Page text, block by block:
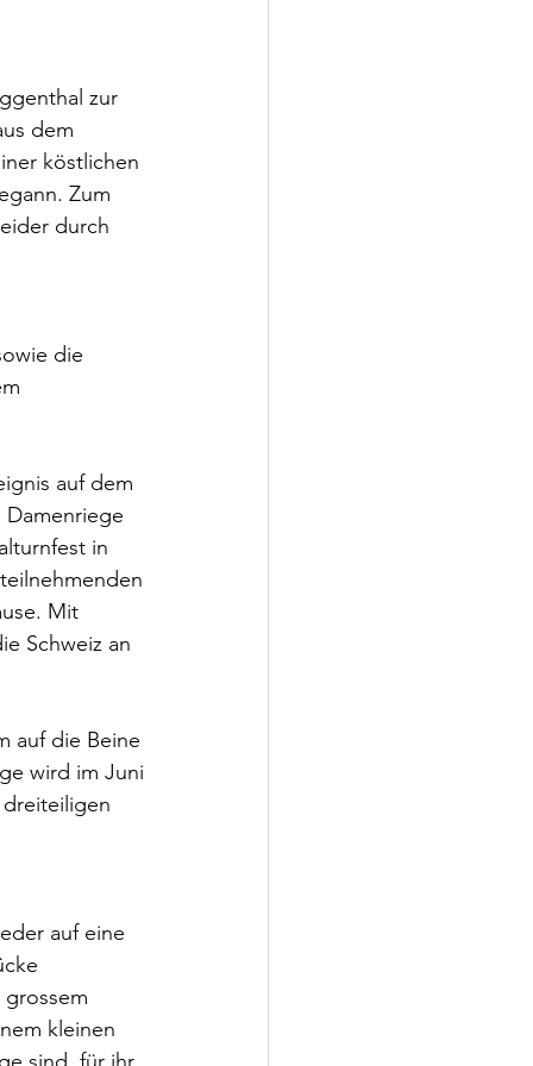
zur
dem
köstlichen
Zum
durch
die
auf dem
in
Mit
Schweiz an
auf die Beine
wird im Juni
dreiteiligen
auf eine
kleinen